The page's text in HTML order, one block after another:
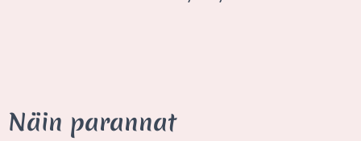
Näin parannat